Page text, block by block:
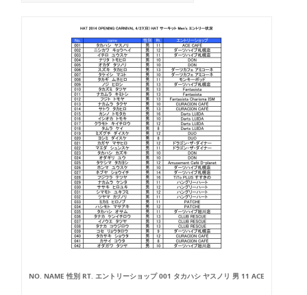
NO. NAME 性別 RT. エントリーショップ 001 タカハシ ヤスノリ 男 11 ACE